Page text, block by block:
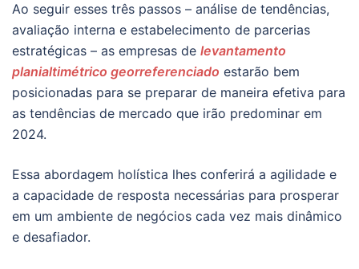
Ao seguir esses três passos – análise de tendências,
avaliação interna e estabelecimento de parcerias
estratégicas – as empresas de levantamento
planialtimétrico georreferenciado estarão bem
posicionadas para se preparar de maneira efetiva para
as tendências de mercado que irão predominar em
2024.
Essa abordagem holística lhes conferirá a agilidade e
a capacidade de resposta necessárias para prosperar
em um ambiente de negócios cada vez mais dinâmico
e desafiador.